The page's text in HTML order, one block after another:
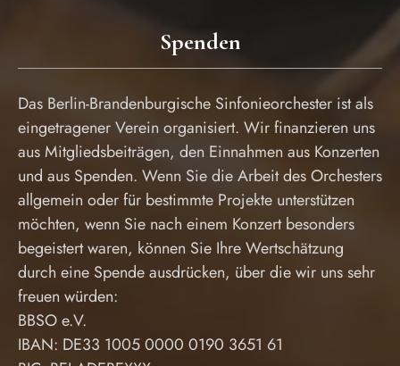
Spenden
Das Berlin-Brandenburgische Sinfonieorchester ist als
eingetragener Verein organisiert. Wir finanzieren uns
aus Mitgliedsbeiträgen, den Einnahmen aus Konzerten
und aus Spenden. Wenn Sie die Arbeit des Orchesters
allgemein oder für bestimmte Projekte unterstützen
möchten, wenn Sie nach einem Konzert besonders
begeistert waren, können Sie Ihre Wertschätzung
durch eine Spende ausdrücken, über die wir uns sehr
freuen würden:
BBSO e.V.
IBAN: DE33 1005 0000 0190 3651 61